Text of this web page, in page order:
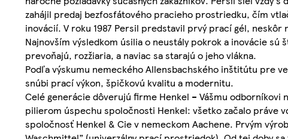
zahájil predaj bezfosfátového pracieho prostriedku, čím
inovácií. V roku 1987 Persil predstavil prvý prací gél, neskôr
Najnovším výsledkom úsilia o neustály pokrok a inovácie
prevoňajú, rozžiaria, a naviac sa starajú o jeho vlákna.
Podľa výskumu nemeckého Allensbachského inštitútu pre
snúbi prací výkon, špičkovú kvalitu a modernitu.
Celé generácie dôverujú firme Henkel – Vášmu
pilierom úspechu spoločnosti Henkel: všetko začalo práve
spoločnosť Henkel & Cie v nemeckom Aachene. Prvým